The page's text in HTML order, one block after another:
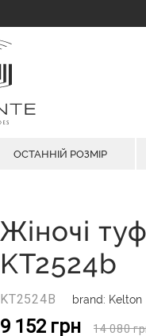
ОСТАННІЙ РОЗМІР
Жіночі
KT2524b
KT2524B brand: Kelton
9 152 грн 14 080